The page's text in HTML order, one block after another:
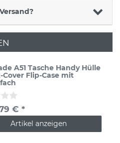
A51 Tasche Handy Hülle
Cover Flip-Case mit
€ *
Artikel anzeigen